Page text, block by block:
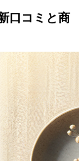
口コミと商